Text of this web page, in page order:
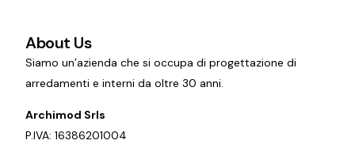
About Us
Siamo un’azienda che si occupa di progettazione di
arredamenti e interni da oltre 30 anni.
Archimod Srls
P.IVA: 16386201004